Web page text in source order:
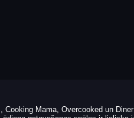
Mama, Overcooked un